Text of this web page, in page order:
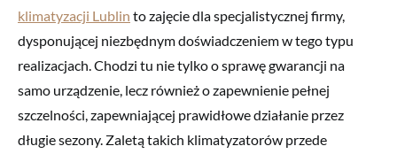
klimatyzacji Lublin to zajęcie dla specjalistycznej firmy,
dysponującej niezbędnym doświadczeniem w tego typu
realizacjach. Chodzi tu nie tylko o sprawę gwarancji na
samo urządzenie, lecz również o zapewnienie pełnej
szczelności, zapewniającej prawidłowe działanie przez
długie sezony. Zaletą takich klimatyzatorów przede